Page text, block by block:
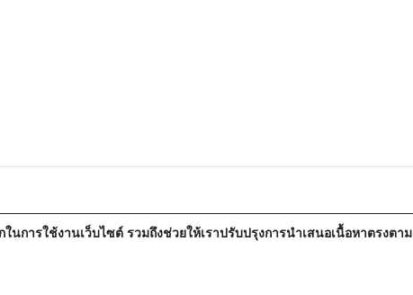
การใช้งานเว็บไซต์ รวมถึงช่วยให้เราปรับปรุงการนำเสนอเนื้อหาตรงตาม